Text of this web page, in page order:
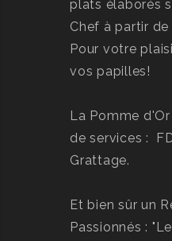
plats élaborés
Chef à partir
Pour votre
vos papilles!
La Pomme
de services :
Grattage.
Et bien sûr un
Passionnés :